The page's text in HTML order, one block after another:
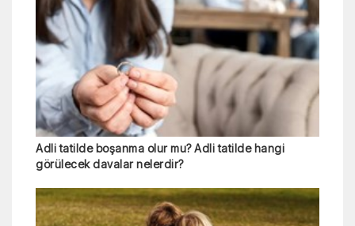
Adli tatilde boşanma olur mu? Adli tatilde hangi
görülecek davalar nelerdir?